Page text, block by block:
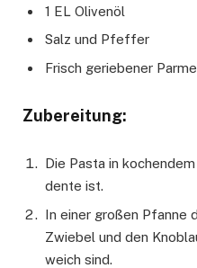
1 EL Olivenöl
Salz und Pfeffer
Frisch geriebener
Zubereitung:
Die Pasta in
dente ist.
In einer großen Pfanne
Zwiebel und den
weich sind.